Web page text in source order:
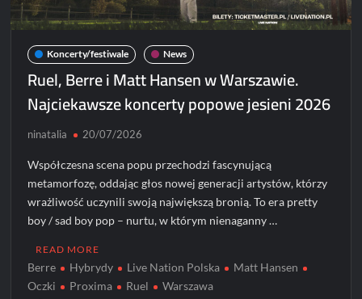
Koncerty/festiwale News
Ruel, Berre i Matt Hansen w Warszawie.
Najciekawsze koncerty popowe jesieni 2026
ninatalia 20/07/2026
Współczesna scena popu przechodzi fascynującą
metamorfozę, oddając głos nowej generacji artystów, którzy
wrażliwość uczynili swoją największą bronią. To era pretty
boy / sad boy pop – nurtu, w którym nienaganny …
READ MORE
Berre Hybrydy Live Nation Polska
Matt Hansen
Oczki
Proxima Ruel Warszawa